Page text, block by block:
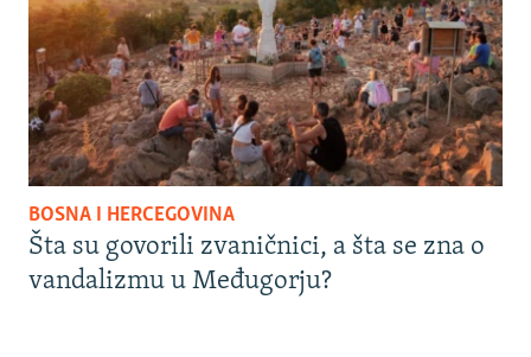
BOSNA I HERCEGOVINA
Šta su govorili zvaničnici, a šta se zna o
vandalizmu u Međugorju?